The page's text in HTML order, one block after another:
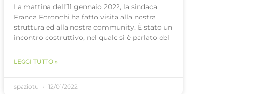
La mattina dell’11 gennaio 2022, la sindaca
Franca Foronchi ha fatto visita alla nostra
struttura ed alla nostra community. È stato un
incontro costruttivo, nel quale si è parlato del
LEGGI TUTTO »
spaziotu 12/01/2022